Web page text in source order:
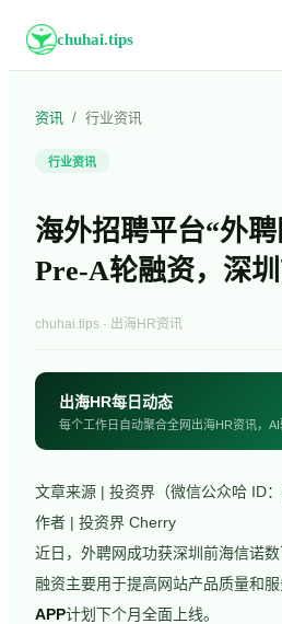
chuhai.tips
资讯 / 行业资讯
行业资讯
海外招聘平台“外
Pre-A轮融资，深
chuhai.tips · 出海HR资讯
出海HR每日动态
每个工作日自动聚合全网出海HR资讯，AI
文章来源 | 投资界（微信公众哈 ID：
作者 | 投资界 Cherry
近日，外聘网成功获深圳前海信诺
融资主要用于提高网站产品质量和服
APP计划下个月全面上线。